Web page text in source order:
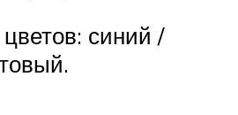
синий /